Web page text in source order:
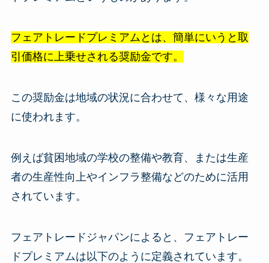
フェアトレードプレミアムとは、簡単にいうと取
引価格に上乗せされる奨励金です。
この奨励金は地域の状況に合わせて、様々な用途
に使われます。
例えば貧困地域の学校の整備や教育、または生産
者の生産性向上やインフラ整備などのために活用
されています。
フェアトレードジャパンによると、フェアトレー
ドプレミアムは以下のように定義されています。